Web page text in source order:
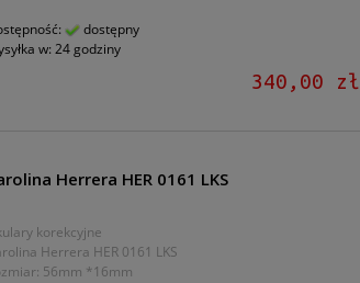
dostępny
w: 24 godziny
340,00 zł
Herrera HER 0161 LKS
korekcyjne
Herrera HER 0161 LKS
56mm *16mm